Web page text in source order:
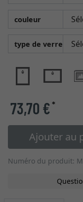
couleur
type de verre
73,70 €*
Ajouter au
Numéro du produit: